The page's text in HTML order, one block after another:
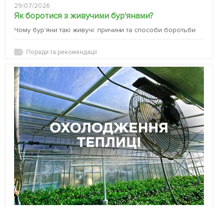
29/07/2026
Як боротися з живучими бур'янами?
Чому бур’яни такі живучі: причини та способи боротьби
Поради та рекомендації